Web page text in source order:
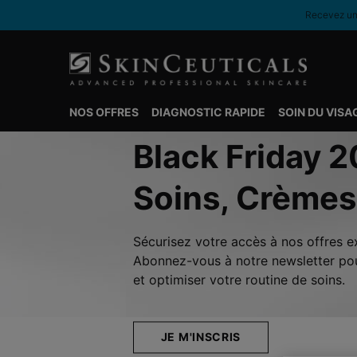
Recevez
NOS OFFRES DIAGNOSTIC RAPIDE SOIN DU
Black Friday
Soins,
Sécurisez votre accès à nos offres
Abonnez-vous à notre newsletter
et optimiser votre routine de soins.
JE M'INSCRIS